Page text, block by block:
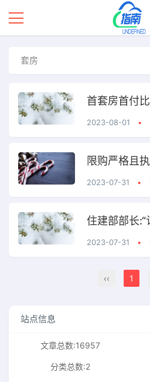
套房
2023-08-01 •
2023-07-31 •
2023-07-31 •
‹‹ 1
站点信息
文章总数:16957
分类总数:2